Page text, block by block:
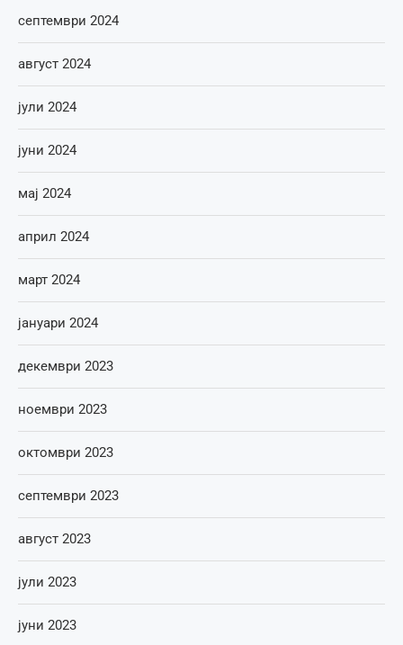
септември 2024
август 2024
јули 2024
јуни 2024
мај 2024
април 2024
март 2024
јануари 2024
декември 2023
ноември 2023
октомври 2023
септември 2023
август 2023
јули 2023
јуни 2023